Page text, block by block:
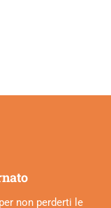
non perderti le